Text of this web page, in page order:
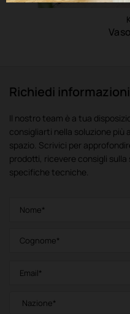
Richiedi informazioni
Il nostro team è a tua
consigliarti nella soluzione più
spazio. Scrivici per
prodotti, ricevere consigli
specifiche tecniche.